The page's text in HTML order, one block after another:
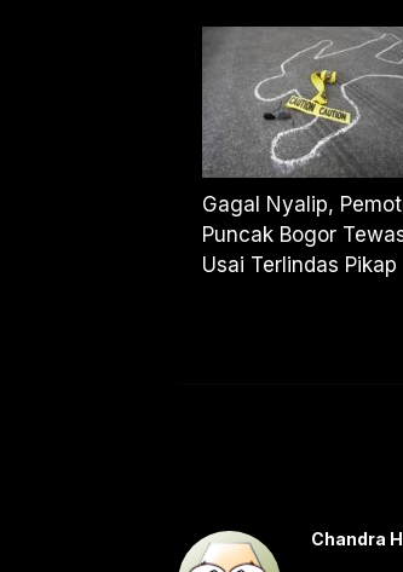
Gagal Nyalip,
Puncak Bogor
Usai Terlindas Pikap
Chandra